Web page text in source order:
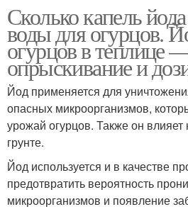
Сколько капель
воды для огурцов.
огурцов в теплице
опрыскивание и
Йод применяется для
опасных микроорганизмов,
урожай огурцов. Также он
грунте.
Йод используется и в качестве
предотвратить вероятность
микроорганизмов и появление